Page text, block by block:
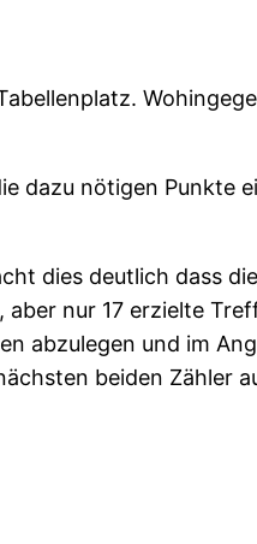
dazu nötigen Punkte
dies deutlich dass
nur 17 erzielte
abzulegen und im
beiden Zähler